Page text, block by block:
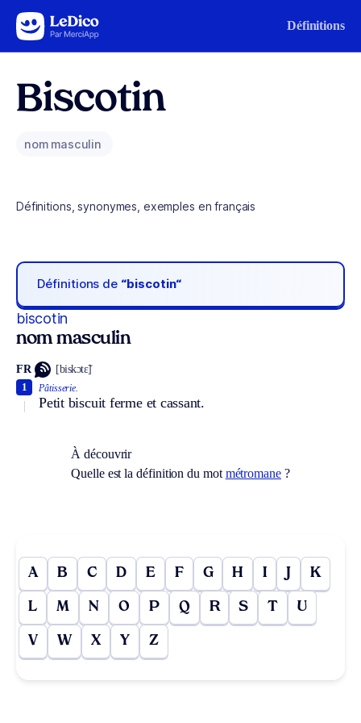
Aller au contenu Définitions
Biscotin
nom masculin
Définitions, synonymes, exemples en français
Définitions de “biscotin“
biscotin
nom masculin
FR [biskɔtɛ̃]
Pâtisserie.
Petit biscuit ferme et cassant.
1
À découvrir
Quelle est la définition du mot métromane?
A B C D E F G H I J K
L M N O P Q R S T U
V W X Y Z